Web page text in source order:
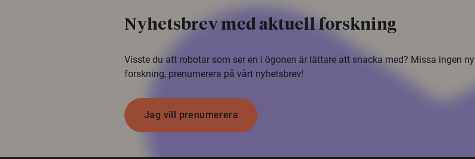
Nyhetsbrev med aktuell forskning
Visste du att robotar som ser en i ögonen är lättare att snacka med? Missa ingen ny
forskning, prenumerera på vårt nyhetsbrev!
Jag vill prenumerera